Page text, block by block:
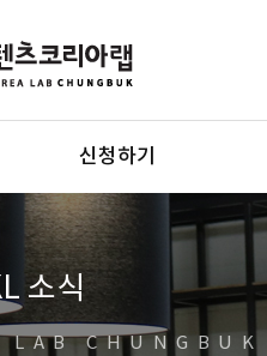
신청하기
소식
LAB CHUNGBUK